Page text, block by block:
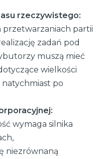
rzeczywistego:
przetwarzaniach partii
zadań pod
muszą mieć
wielkości
po
wymaga silnika
niezrównaną